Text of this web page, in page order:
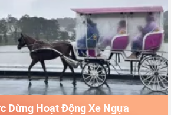
Dừng Hoạt Động Xe Ngựa